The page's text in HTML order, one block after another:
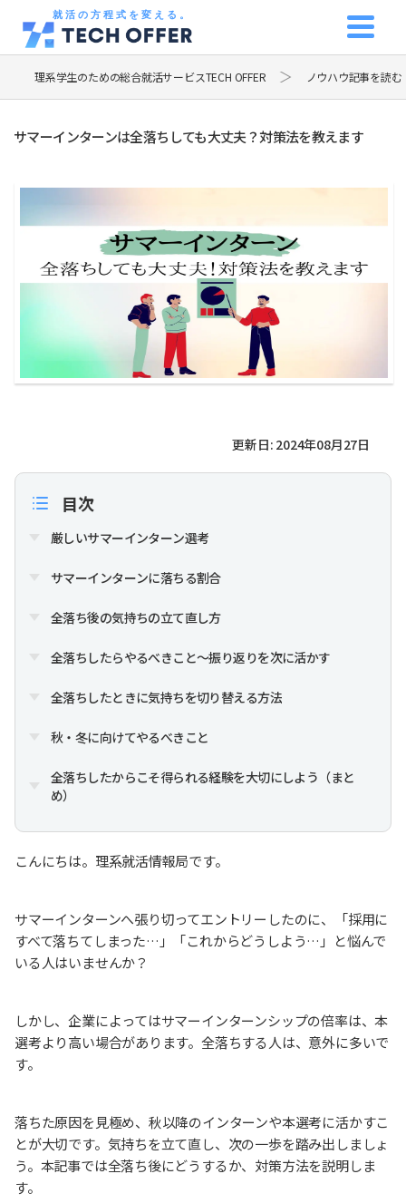
就活の方程式を変える。
理系学生のための総合就活サービスTECH OFFER ノウハウ記事を読む
サマーインターンは全落ちしても大丈夫？対策法を教えます
更新日: 2024年08月27日
目次
厳しいサマーインターン選考
サマーインターンに落ちる割合
全落ち後の気持ちの立て直し方
全落ちしたらやるべきこと～振り返りを次に活かす
全落ちしたときに気持ちを切り替える方法
秋・冬に向けてやるべきこと
全落ちしたからこそ得られる経験を大切にしよう（まと
め）
こんにちは。理系就活情報局です。
サマーインターンへ張り切ってエントリーしたのに、「採用に
すべて落ちてしまった…」「これからどうしよう…」と悩んで
いる人はいませんか？
しかし、企業によってはサマーインターンシップの倍率は、本
選考より高い場合があります。全落ちする人は、意外に多いで
す。
落ちた原因を見極め、秋以降のインターンや本選考に活かすこ
とが大切です。気持ちを立て直し、次の一歩を踏み出しましょ
う。本記事では全落ち後にどうするか、対策方法を説明しま
す。